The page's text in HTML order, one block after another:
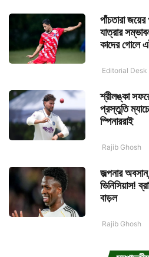
পাঁচতারা
যাত্রার
কাদের গোলে
Editorial Desk
শ্রীলঙ্কা
প্রস্তুতি
স্পিনাররাই
Rajib Ghosh
জল্পনার
ভিনিসিয়াস!
বাড়ল
Rajib Ghosh